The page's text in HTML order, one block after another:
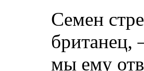
Семен
британец,
мы ему